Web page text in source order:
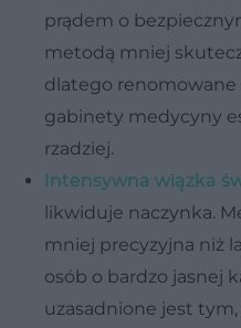
prądem o
metodą mniej
dlatego
gabinety medycyny
rzadziej.
Intensywna wiązka
likwiduje naczynka.
mniej precyzyjna niż
osób o bardzo jasnej
uzasadnione jest